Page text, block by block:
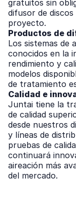
gratuitos sin
difusor de
proyecto.
Productos de
Los sistemas de
conocidos en la
rendimiento y
modelos
de tratamiento
Calidad e
Juntai tiene la
de calidad
desde nuestros
y líneas de
pruebas de
continuará
aireación más
del mercado.